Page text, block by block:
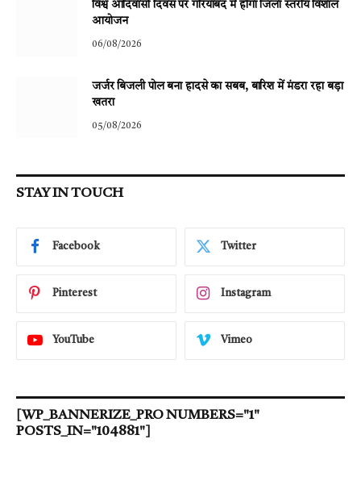
विश्व आदिवासी दिवस पर गरियाबंद में होगा जिला स्तरीय विशाल
आयोजन
06/08/2026
जर्जर बिजली पोल बना हादसे का सबब, बारिश में मंडरा रहा बड़ा
खतरा
05/08/2026
STAY IN TOUCH
Facebook Twitter
Pinterest Instagram
YouTube Vimeo
[WP_BANNERIZE_PRO NUMBERS="1"
POSTS_IN="104881"]